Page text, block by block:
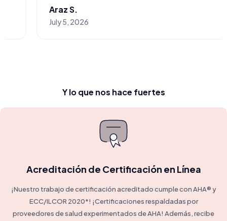
Y lo que nos hace fuertes
Acreditación de Certificación en Línea
¡Nuestro trabajo de certificación acreditado cumple con AHA® y
ECC/ILCOR 2020*! ¡Certificaciones respaldadas por
proveedores de salud experimentados de AHA! Además, recibe